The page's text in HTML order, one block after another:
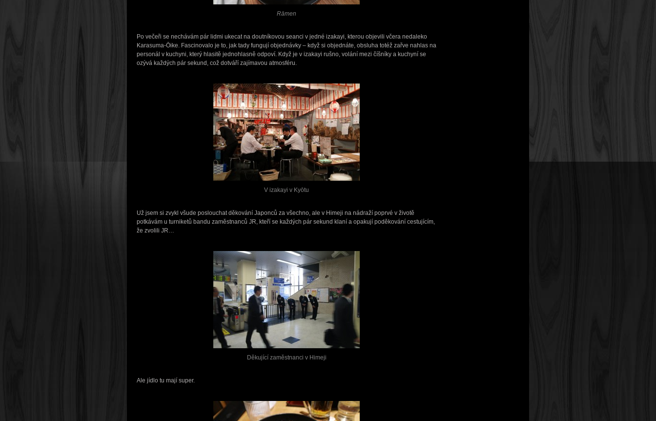
Rāmen
Po večeři se nechávám pár lidmi ukecat na doutníkovou seanci v jedné izakayi, kterou objevili včera nedaleko
Karasuma-Ōike. Fascinovalo je to, jak tady fungují objednávky – když si objednáte, obsluha totéž zařve nahlas na
personál v kuchyni, který hlasitě jednohlasně odpoví. Když je v izakayi rušno, volání mezi číšníky a kuchyní se
ozývá každých pár sekund, což dotváří zajímavou atmosféru.
V izakayi v Kyōtu
Už jsem si zvykl všude poslouchat děkování Japonců za všechno, ale v Himeji na nádraží poprvé v životě
potkávám u turniketů bandu zaměstnanců JR, kteří se každých pár sekund klaní a opakují poděkování cestujícím,
že zvolili JR…
Děkující zaměstnanci v Himeji
Ale jídlo tu mají super.